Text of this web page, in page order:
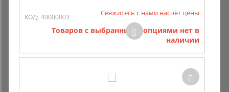
КОД: 40000003 Свяжитесь с нами насчёт цены
Товаров с выбранными опциями нет в
наличии